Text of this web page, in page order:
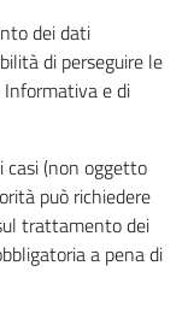
dei dati
di perseguire le
e di
casi (non oggetto
può richiedere
trattamento dei
a pena di